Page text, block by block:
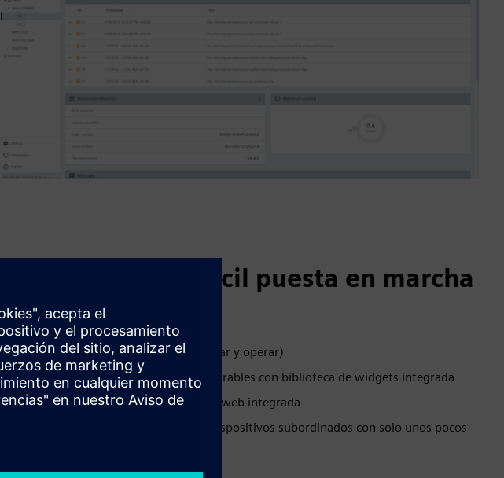
Disfrute de una fácil puesta en marcha
y operación
Preinstalado y listo para usar (enchufar y operar)
Paneles de control libremente configurables con biblioteca de widgets integrada
Visualization a través de una interfaz web integrada
Escaneo de red: se pueden agregar dispositivos subordinados con solo unos pocos